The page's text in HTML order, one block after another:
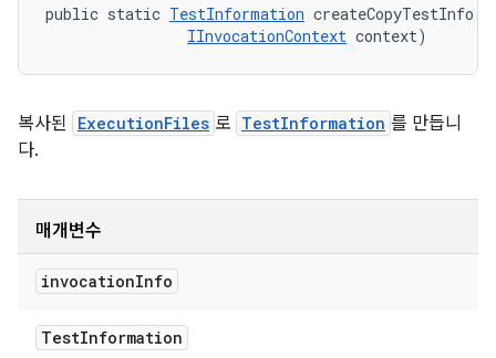
public static TestInformation createCopyTestInfo (
IInvocationContext context)
복사된 ExecutionFiles 로 TestInformation 를 만듭니
다.
매개변수
invocationInfo
TestInformation